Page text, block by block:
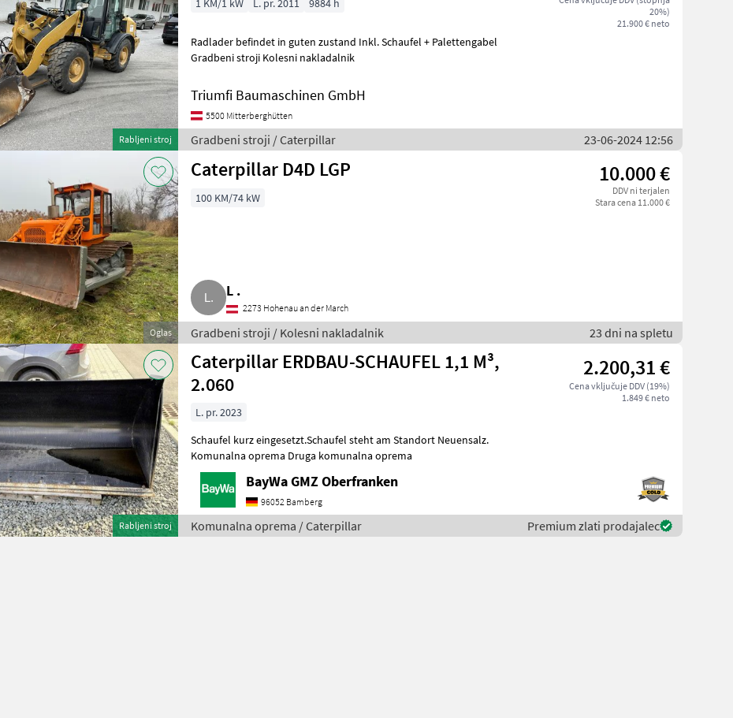
Rabljeni stroj
20%)
21.900 € neto
1 KM/1 kW L. pr. 2011 9884 h
Radlader befindet in guten zustand Inkl. Schaufel + Palettengabel
Gradbeni stroji Kolesni nakladalnik
Triumfi Baumaschinen GmbH
5500 Mitterberghütten
Gradbeni stroji / Caterpillar 23-06-2024 12:56
Oglas
Caterpillar D4D LGP 10.000 €
DDV ni terjalen
Stara cena 11.000 €
100 KM/74 kW
L .
2273 Hohenau an der March
Gradbeni stroji / Kolesni nakladalnik 23 dni na spletu
Rabljeni stroj
Caterpillar ERDBAU-SCHAUFEL 1,1 M³,
2.060
2.200,31 €
Cena vključuje DDV (19%)
1.849 € neto
L. pr. 2023
Schaufel kurz eingesetzt.Schaufel steht am Standort Neuensalz.
Komunalna oprema Druga komunalna oprema
BayWa GMZ Oberfranken
96052 Bamberg
Komunalna oprema / Caterpillar Premium zlati prodajalec